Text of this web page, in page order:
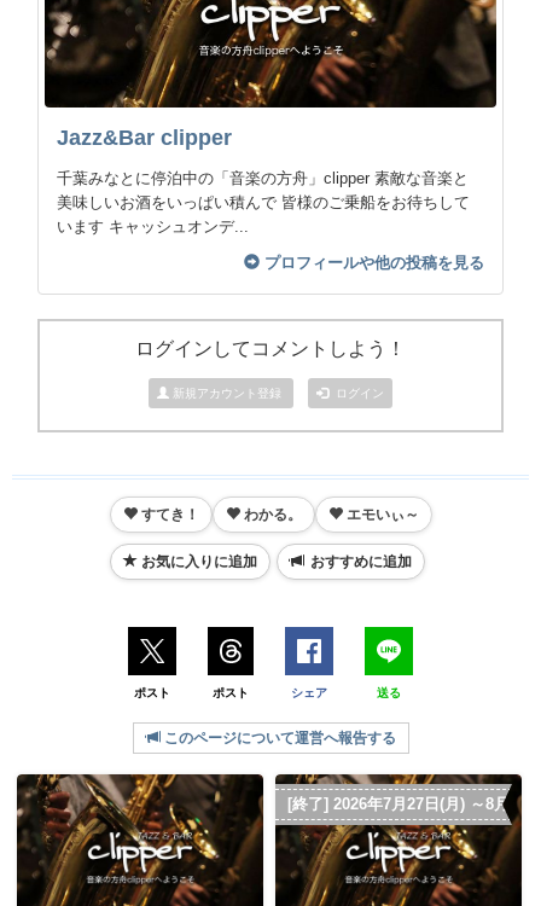
Jazz&Bar clipper
千葉みなとに停泊中の「音楽の方舟」clipper 素敵な音楽と
美味しいお酒をいっぱい積んで 皆様のご乗船をお待ちして
います キャッシュオンデ...
プロフィールや他の投稿を見る
ログインしてコメントしよう！
新規アカウント登録 ログイン
すてき！ わかる。 エモいぃ～
お気に入りに追加 おすすめに追加
ポスト ポスト シェア 送る
このページについて運営へ報告する
[終了] 2026年7月27日(月) ～8月2日